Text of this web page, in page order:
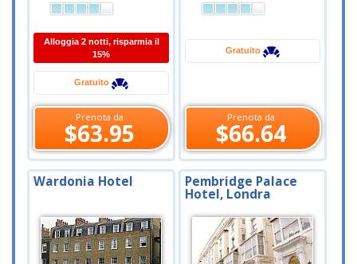
Alloggia 2 notti, risparmia il
15%
Gratuito
Prenota da
$63.95
Gratuito
Prenota da
$66.64
Wardonia Hotel Pembridge Palace
Hotel, Londra